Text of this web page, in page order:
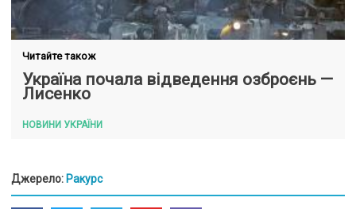
Читайте також
Україна почала відведення озброєнь —
Лисенко
НОВИНИ УКРАЇНИ
Джерело: Ракурс